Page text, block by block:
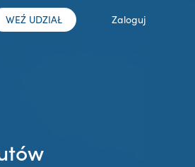
WEŹ UDZIAŁ Zaloguj